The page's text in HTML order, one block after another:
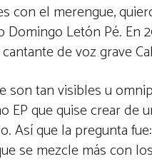
con el merengue,
Letón Pé. En
de voz grave
son tan visibles u
EP que quise crear
Así que la pregunta
se mezcle más con